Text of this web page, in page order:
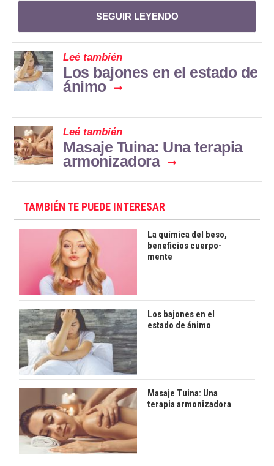
SEGUIR LEYENDO
Leé también
Los bajones en el estado de
ánimo
Leé también
Masaje Tuina: Una terapia
armonizadora
TAMBIÉN TE PUEDE INTERESAR
La química del beso,
beneficios cuerpo-
mente
Los bajones en el
estado de ánimo
Masaje Tuina: Una
terapia armonizadora